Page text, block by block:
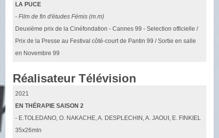
LA PUCE
-Film de fin d'études Fémis (m.m)
Deuxième prix de la Cinéfondation - Cannes 99 - Selection officielle /
Prix de la Presse au Festival côté-court de Pantin 99 / Sortie en salle
en Novembre 99
Réalisateur Télévision
2021
EN THÉRAPIE SAISON 2
- E.TOLEDANO, O. NAKACHE, A. DESPLECHIN, A. JAOUI, E. FINKIEL
35x26mln